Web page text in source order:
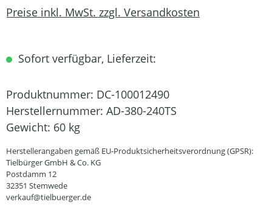
Preise inkl. MwSt. zzgl. Versandkosten
Sofort verfügbar, Lieferzeit:
Produktnummer: DC-100012490
Herstellernummer: AD-380-240TS
Gewicht: 60 kg
Herstellerangaben gemäß EU-Produktsicherheitsverordnung (GPSR):
Tielbürger GmbH & Co. KG
Postdamm 12
32351 Stemwede
verkauf@tielbuerger.de